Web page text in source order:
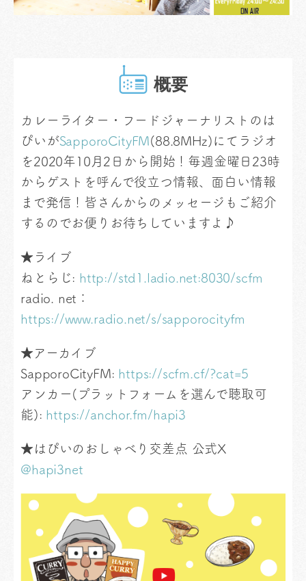
概要
カレーライター・フードジャーナリストのは
ぴいがSapporoCityFM(88.8MHz)にてラジオ
を2020年10月2日から開始！毎週金曜日23時
からゲストを呼んで役立つ情報、面白い情報
まで発信！皆さんからのメッセージもご紹介
するのでお便りお待ちしていますよ♪
★ライブ
ねとらじ: http://std1.ladio.net:8030/scfm
radio. net：
https://www.radio.net/s/sapporocityfm
★アーカイブ
SapporoCityFM: https://scfm.cf/?cat=5
アンカー(プラットフォームを選んで聴取可
能): https://anchor.fm/hapi3
★はぴいのおしゃべり交差点 公式X
@hapi3net